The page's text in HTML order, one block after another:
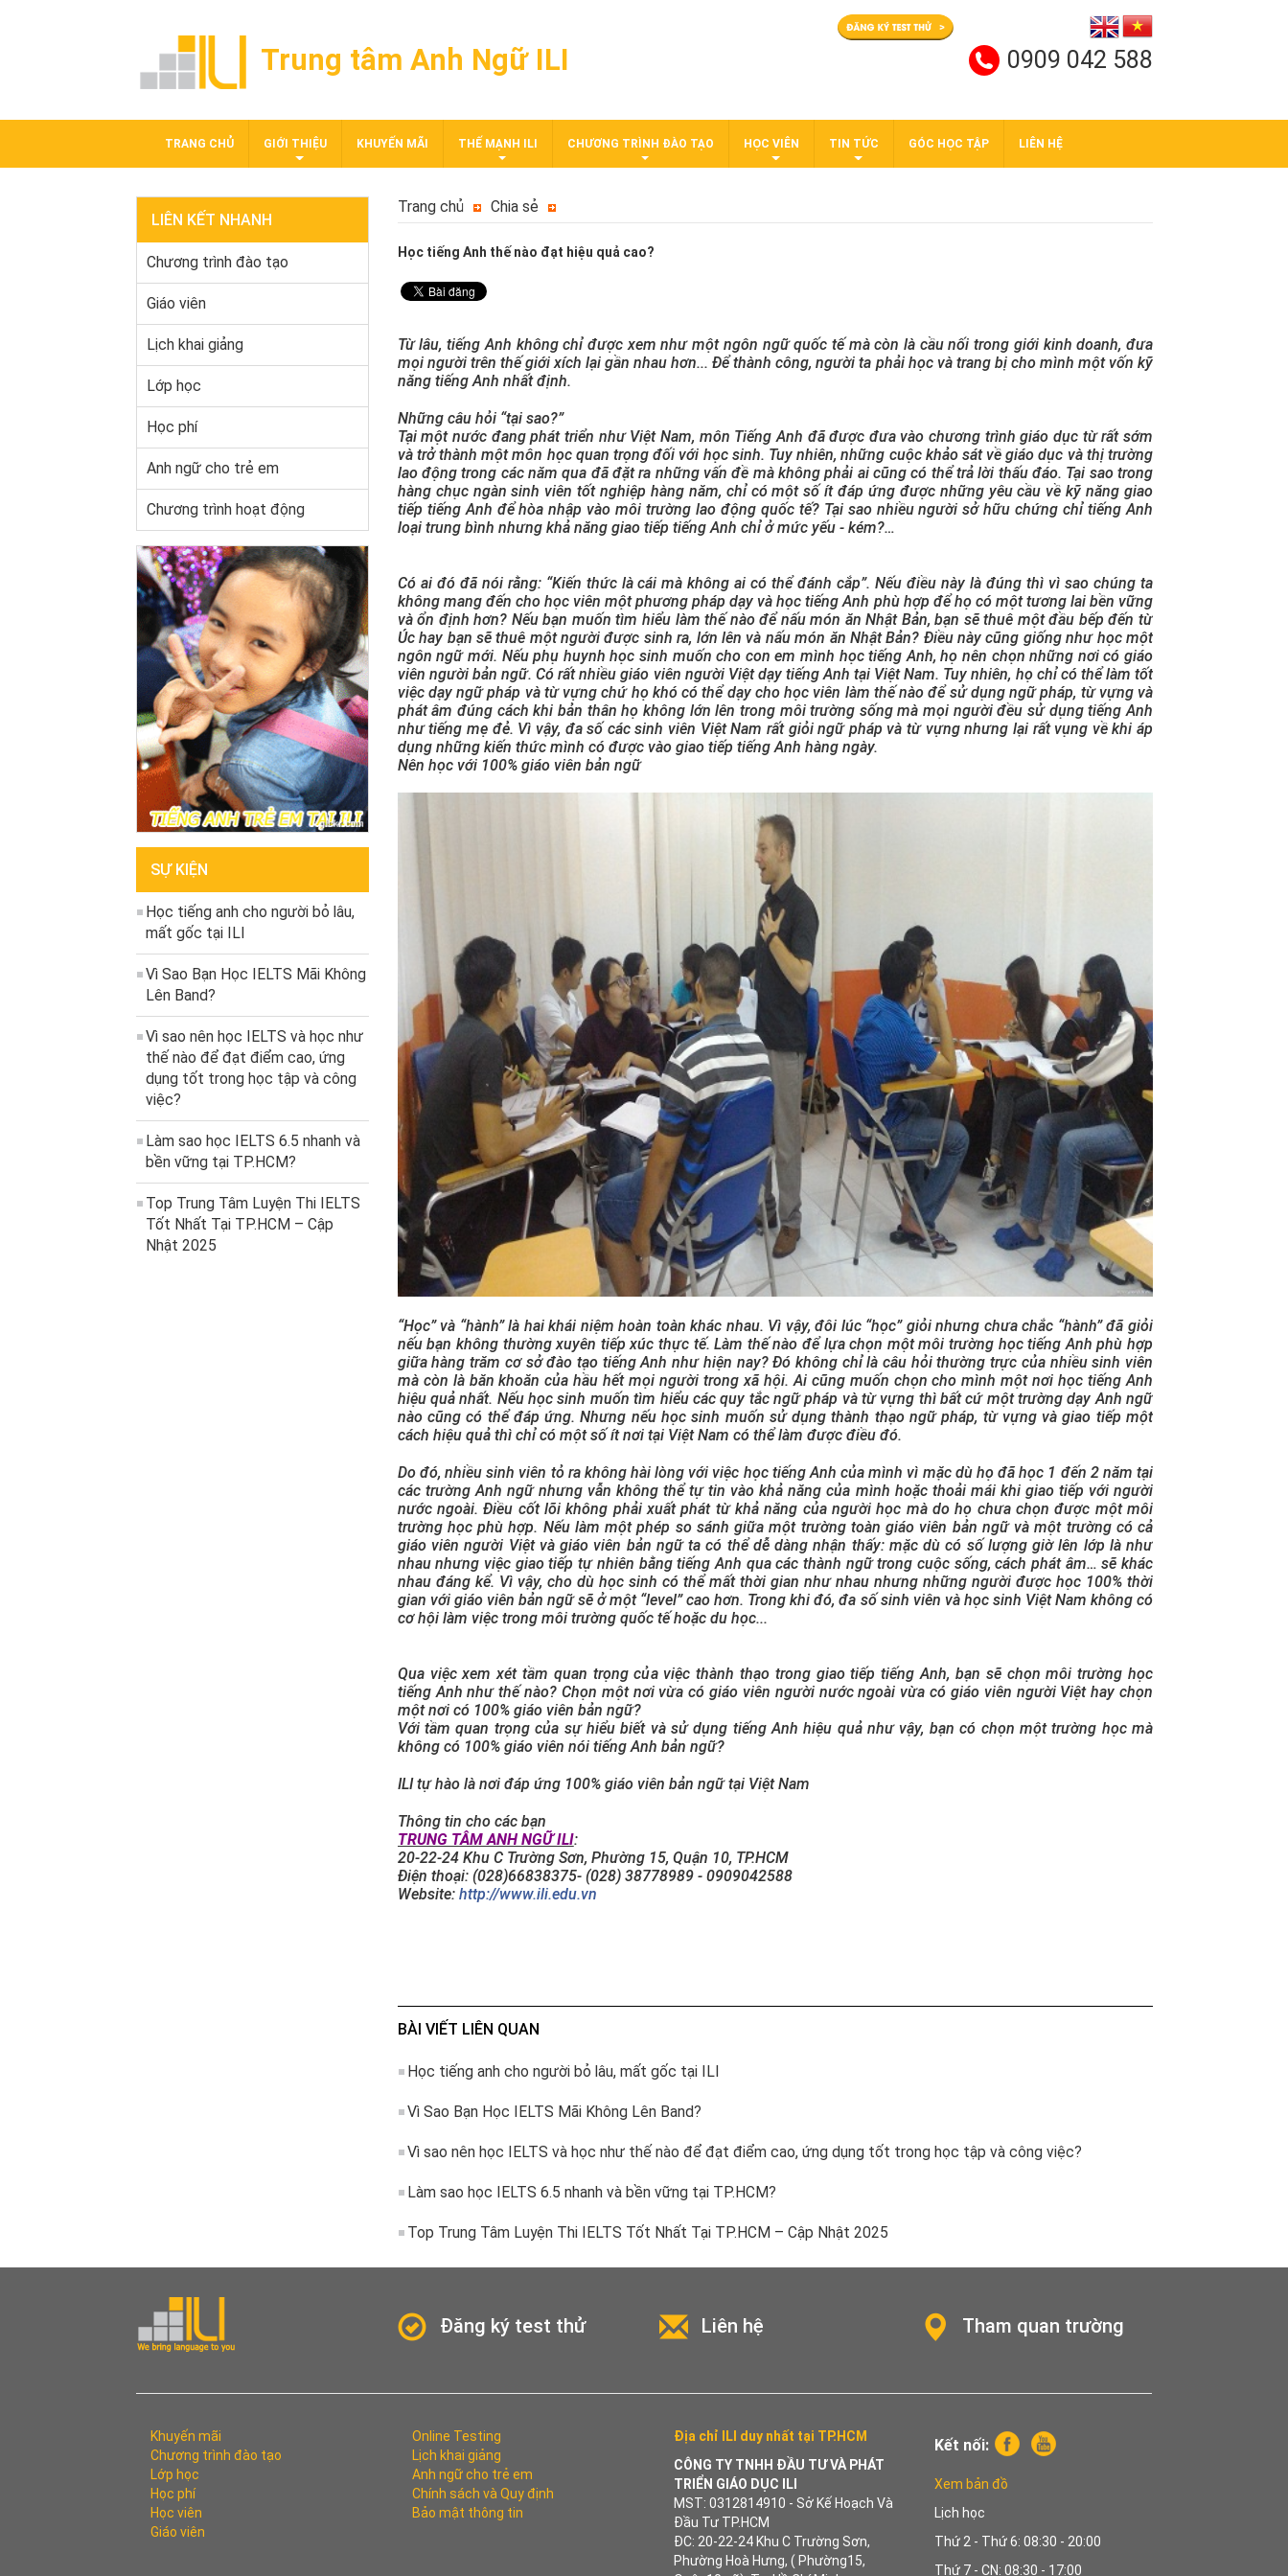
Trung tâm Anh Ngữ ILI 0909 042 588
TRANG CHỦ GIỚI THIỆU KHUYẾN MÃI THẾ MẠNH ILI CHƯƠNG TRÌNH ĐÀO TẠO HỌC VIÊN TIN TỨC GÓC HỌC TẬP LIÊN HỆ
LIÊN KẾT NHANH
Chương trình đào tạo
Giáo viên
Lịch khai giảng
Lớp học
Học phí
Anh ngữ cho trẻ em
Chương trình hoạt động
SỰ KIỆN
Học tiếng anh cho người bỏ lâu,
mất gốc tại ILI
Vì Sao Bạn Học IELTS Mãi Không
Lên Band?
Vì sao nên học IELTS và học như
thế nào để đạt điểm cao, ứng
dụng tốt trong học tập và công
việc?
Làm sao học IELTS 6.5 nhanh và
bền vững tại TP.HCM?
Top Trung Tâm Luyện Thi IELTS
Tốt Nhất Tại TP.HCM – Cập
Nhật 2025
Trang chủ Chia sẻ
Học tiếng Anh thế nào đạt hiệu quả cao?
Từ lâu, tiếng Anh không chỉ được xem như một ngôn ngữ quốc tế mà còn là cầu nối trong giới kinh doanh, đưa
mọi người trên thế giới xích lại gần nhau hơn... Để thành công, người ta phải học và trang bị cho mình một vốn kỹ
năng tiếng Anh nhất định.
Những câu hỏi “tại sao?”
Tại một nước đang phát triển như Việt Nam, môn Tiếng Anh đã được đưa vào chương trình giáo dục từ rất sớm
và trở thành một môn học quan trọng đối với học sinh. Tuy nhiên, những cuộc khảo sát về giáo dục và thị trường
lao động trong các năm qua đã đặt ra những vấn đề mà không phải ai cũng có thể trả lời thấu đáo. Tại sao trong
hàng chục ngàn sinh viên tốt nghiệp hàng năm, chỉ có một số ít đáp ứng được những yêu cầu về kỹ năng giao
tiếp tiếng Anh để hòa nhập vào môi trường lao động quốc tế? Tại sao nhiều người sở hữu chứng chỉ tiếng Anh
loại trung bình nhưng khả năng giao tiếp tiếng Anh chỉ ở mức yếu - kém?…
Có ai đó đã nói rằng: “Kiến thức là cái mà không ai có thể đánh cắp”. Nếu điều này là đúng thì vì sao chúng ta
không mang đến cho học viên một phương pháp dạy và học tiếng Anh phù hợp để họ có một tương lai bền vững
và ổn định hơn? Nếu bạn muốn tìm hiểu làm thế nào để nấu món ăn Nhật Bản, bạn sẽ thuê một đầu bếp đến từ
Úc hay bạn sẽ thuê một người được sinh ra, lớn lên và nấu món ăn Nhật Bản? Điều này cũng giống như học một
ngôn ngữ mới. Nếu phụ huynh học sinh muốn cho con em mình học tiếng Anh, họ nên chọn những nơi có giáo
viên người bản ngữ. Có rất nhiều giáo viên người Việt dạy tiếng Anh tại Việt Nam. Tuy nhiên, họ chỉ có thể làm tốt
việc dạy ngữ pháp và từ vựng chứ họ khó có thể dạy cho học viên làm thế nào để sử dụng ngữ pháp, từ vựng và
phát âm đúng cách khi bản thân họ không lớn lên trong môi trường sống mà mọi người đều sử dụng tiếng Anh
như tiếng mẹ đẻ. Vì vậy, đa số các sinh viên Việt Nam rất giỏi ngữ pháp và từ vựng nhưng lại rất vụng về khi áp
dụng những kiến thức mình có được vào giao tiếp tiếng Anh hàng ngày.
Nên học với 100% giáo viên bản ngữ
“Học” và “hành” là hai khái niệm hoàn toàn khác nhau. Vì vậy, đôi lúc “học” giỏi nhưng chưa chắc “hành” đã giỏi
nếu bạn không thường xuyên tiếp xúc thực tế. Làm thế nào để lựa chọn một môi trường học tiếng Anh phù hợp
giữa hàng trăm cơ sở đào tạo tiếng Anh như hiện nay? Đó không chỉ là câu hỏi thường trực của nhiều sinh viên
mà còn là băn khoăn của hầu hết mọi người trong xã hội. Ai cũng muốn chọn cho mình một nơi học tiếng Anh
hiệu quả nhất. Nếu học sinh muốn tìm hiểu các quy tắc ngữ pháp và từ vựng thì bất cứ một trường dạy Anh ngữ
nào cũng có thể đáp ứng. Nhưng nếu học sinh muốn sử dụng thành thạo ngữ pháp, từ vựng và giao tiếp một
cách hiệu quả thì chỉ có một số ít nơi tại Việt Nam có thể làm được điều đó.
Do đó, nhiều sinh viên tỏ ra không hài lòng với việc học tiếng Anh của mình vì mặc dù họ đã học 1 đến 2 năm tại
các trường Anh ngữ nhưng vẫn không thể tự tin vào khả năng của mình hoặc thoải mái khi giao tiếp với người
nước ngoài. Điều cốt lõi không phải xuất phát từ khả năng của người học mà do họ chưa chọn được một môi
trường học phù hợp. Nếu làm một phép so sánh giữa một trường toàn giáo viên bản ngữ và một trường có cả
giáo viên người Việt và giáo viên bản ngữ ta có thể dễ dàng nhận thấy: mặc dù có số lượng giờ lên lớp là như
nhau nhưng việc giao tiếp tự nhiên bằng tiếng Anh qua các thành ngữ trong cuộc sống, cách phát âm… sẽ khác
nhau đáng kể. Vì vậy, cho dù học sinh có thể mất thời gian như nhau nhưng những người được học 100% thời
gian với giáo viên bản ngữ sẽ ở một “level” cao hơn. Trong khi đó, đa số sinh viên và học sinh Việt Nam không có
cơ hội làm việc trong môi trường quốc tế hoặc du học...
Qua việc xem xét tầm quan trọng của việc thành thạo trong giao tiếp tiếng Anh, bạn sẽ chọn môi trường học
tiếng Anh như thế nào? Chọn một nơi vừa có giáo viên người nước ngoài vừa có giáo viên người Việt hay chọn
một nơi có 100% giáo viên bản ngữ?
Với tầm quan trọng của sự hiểu biết và sử dụng tiếng Anh hiệu quả như vậy, bạn có chọn một trường học mà
không có 100% giáo viên nói tiếng Anh bản ngữ?
ILI tự hào là nơi đáp ứng 100% giáo viên bản ngữ tại Việt Nam
Thông tin cho các bạn
TRUNG TÂM ANH NGỮ ILI:
20-22-24 Khu C Trường Sơn, Phường 15, Quận 10, TP.HCM
Điện thoại: (028)66838375- (028) 38778989 - 0909042588
Website: http://www.ili.edu.vn
BÀI VIẾT LIÊN QUAN
Học tiếng anh cho người bỏ lâu, mất gốc tại ILI
Vì Sao Bạn Học IELTS Mãi Không Lên Band?
Vì sao nên học IELTS và học như thế nào để đạt điểm cao, ứng dụng tốt trong học tập và công việc?
Làm sao học IELTS 6.5 nhanh và bền vững tại TP.HCM?
Top Trung Tâm Luyện Thi IELTS Tốt Nhất Tại TP.HCM – Cập Nhật 2025
Đăng ký test thử Liên hệ Tham quan trường
Khuyến mãi
Chương trình đào tạo
Lớp học
Học phí
Học viên
Giáo viên
Online Testing
Lịch khai giảng
Anh ngữ cho trẻ em
Chính sách và Quy định
Bảo mật thông tin
Địa chỉ ILI duy nhất tại TP.HCM
CÔNG TY TNHH ĐẦU TƯ VÀ PHÁT
TRIỂN GIÁO DỤC ILI
MST: 0312814910 - Sở Kế Hoạch Và
Đầu Tư TP.HCM
ĐC: 20-22-24 Khu C Trường Sơn,
Phường Hoà Hưng, ( Phường15,
Kết nối:
Xem bản đồ
Lịch học
Thứ 2 - Thứ 6: 08:30 - 20:00
Thứ 7 - CN: 08:30 - 17:00